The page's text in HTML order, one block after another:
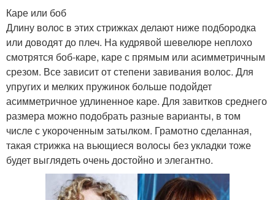
Каре или боб
Длину волос в этих стрижках делают ниже подбородка
или доводят до плеч. На кудрявой шевелюре неплохо
смотрятся боб-каре, каре с прямым или асимметричным
срезом. Все зависит от степени завивания волос. Для
упругих и мелких пружинок больше подойдет
асимметричное удлиненное каре. Для завитков среднего
размера можно подобрать разные варианты, в том
числе с укороченным затылком. Грамотно сделанная,
такая стрижка на вьющиеся волосы без укладки тоже
будет выглядеть очень достойно и элегантно.